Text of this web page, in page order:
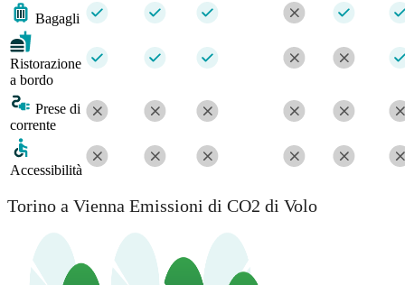
Bagagli
Ristorazione
a bordo
Prese di
corrente
Accessibilità
Torino a Vienna Emissioni di CO2 di Volo